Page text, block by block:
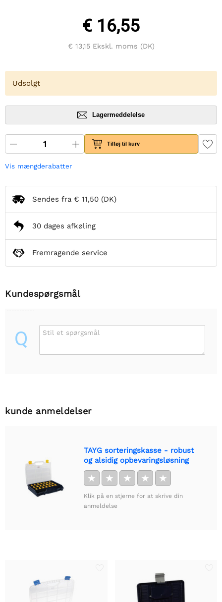
€ 16,55
€ 13,15Ekskl. moms (DK)
Udsolgt
Lagermeddelelse
Tilføj til kurv
Vis mængderabatter
Sendes fra € 11,50 (DK)
30 dages afkøling
Fremragende service
Kundespørgsmål
Q Stil et spørgsmål
kunde anmeldelser
TAYG sorteringskasse - robust
og alsidig opbevaringsløsning
★ ★ ★ ★ ★
Klik på en stjerne for at skrive din
anmeldelse